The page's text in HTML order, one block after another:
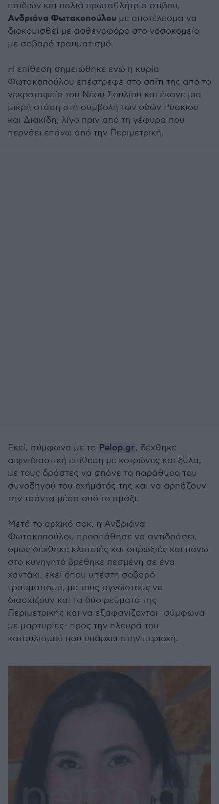
παιδιών και παλιά πρωταθλήτρια στίβου,
Ανδριάνα Φωτακοπούλου με αποτέλεσμα να
διακομισθεί με ασθενοφόρο στο νοσοκομείο
με σοβαρό τραυματισμό.
Η επίθεση σημειώθηκε ενώ η κυρία
Φωτακοπούλου επέστρεφε στο σπίτι της από το
νεκροταφείο του Νέου Σουλίου και έκανε μια
μικρή στάση στη συμβολή των οδών Ρυακίου
και Διακίδη, λίγο πριν από τη γέφυρα που
περνάει επάνω από την Περιμετρική.
Εκεί, σύμφωνα με το Pelop.gr, δέχθηκε
αιφνιδιαστική επίθεση με κοτρώνες και ξύλα,
με τους δράστες να σπάνε το παράθυρο του
συνοδηγού του οχήματός της και να αρπάζουν
την τσάντα μέσα από το αμάξι.
Μετά το αρχικό σοκ, η Ανδριάνα
Φωτακοπούλου προσπάθησε να αντιδράσει,
όμως δέχθηκε κλοτσιές και σπρωξιές και πάνω
στο κυνηγητό βρέθηκε πεσμένη σε ένα
χαντάκι, εκεί όπου υπέστη σοβαρό
τραυματισμό, με τους αγνώστους να
διασχίζουν και τα δύο ρεύματα της
Περιμετρικής και να εξαφανίζονται -σύμφωνα
με μαρτυρίες- προς την πλευρά του
καταυλισμού που υπάρχει στην περιοχή.